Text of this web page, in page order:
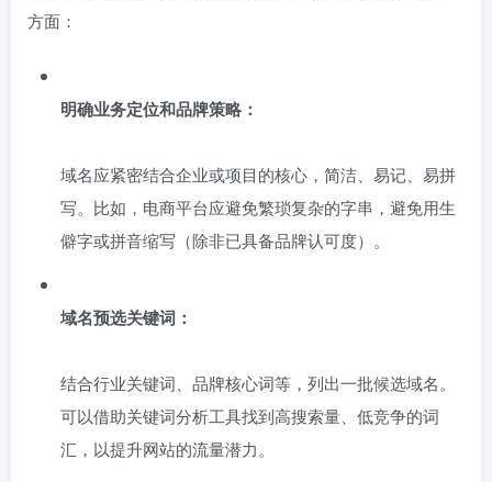
方面：
明确业务定位和品牌策略：
域名应紧密结合企业或项目的核心，简洁、易记、易拼
写。比如，电商平台应避免繁琐复杂的字串，避免用生
僻字或拼音缩写（除非已具备品牌认可度）。
域名预选关键词：
结合行业关键词、品牌核心词等，列出一批候选域名。
可以借助关键词分析工具找到高搜索量、低竞争的词
汇，以提升网站的流量潜力。